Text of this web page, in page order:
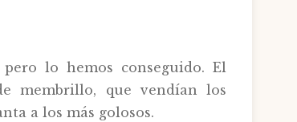
lo hemos conseguido. El
membrillo, que vendían los
a los más golosos.